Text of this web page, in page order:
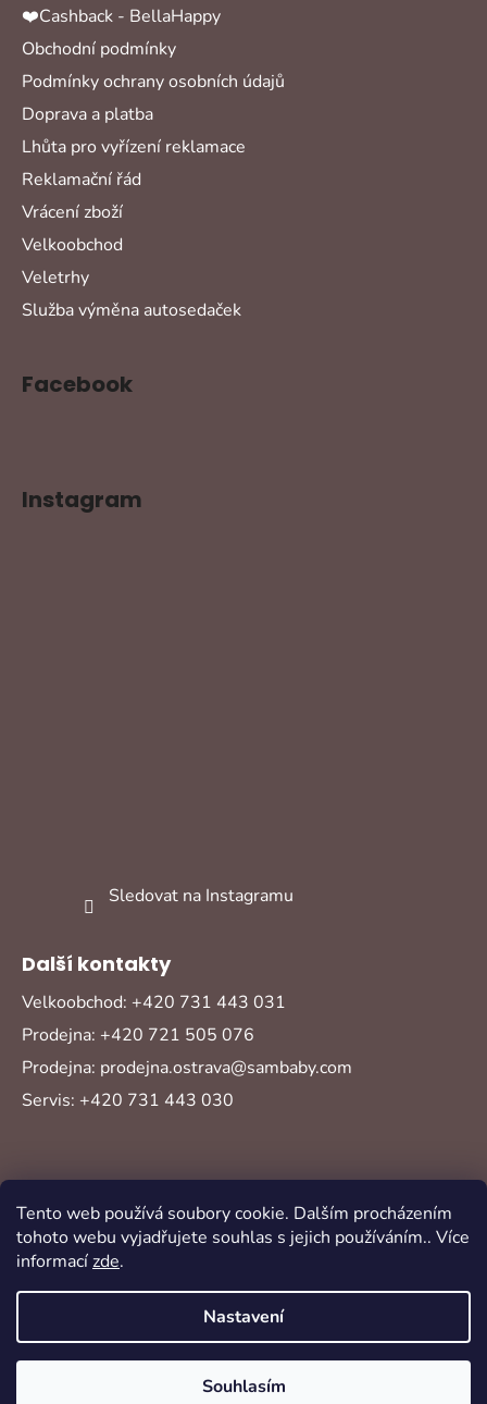
Tento web používá soubory cookie. Dalším procházením
tohoto webu vyjadřujete souhlas s jejich používáním.. Více
informacízde.
Nastavení
Souhlasím
❤️Cashback - BellaHappy
Obchodní podmínky
Podmínky ochrany osobních údajů
Doprava a platba
Lhůta pro vyřízení reklamace
Reklamační řád
Vrácení zboží
Velkoobchod
Veletrhy
Služba výměna autosedaček
Facebook
Instagram
Sledovat na Instagramu
Další kontakty
Velkoobchod: +420 731 443 031
Prodejna: +420 721 505 076
Prodejna: prodejna.ostrava@sambaby.com
Servis: +420 731 443 030
Vytvořil Shoptet
Copyright 2026Sambaby